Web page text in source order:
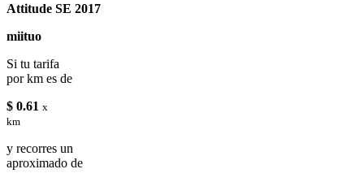
Attitude SE 2017
miituo
Si tu tarifa
por km es de
$ 0.61 x
km
y recorres un
aproximado de